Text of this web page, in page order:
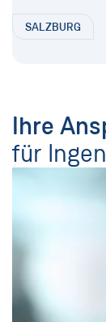
SALZBURG
Ihre
für